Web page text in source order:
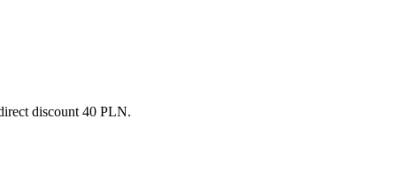
discount 40 PLN.